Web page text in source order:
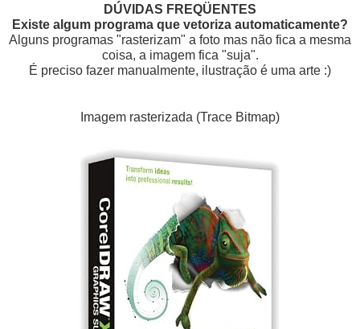
DÚVIDAS FREQÜENTES
Existe algum programa que vetoriza automaticamente?
Alguns programas "rasterizam" a foto mas não fica a mesma
coisa, a imagem fica "suja".
É preciso fazer manualmente, ilustração é uma arte :)
Imagem rasterizada (Trace Bitmap)